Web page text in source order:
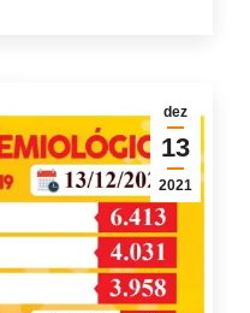
dez
13
2021